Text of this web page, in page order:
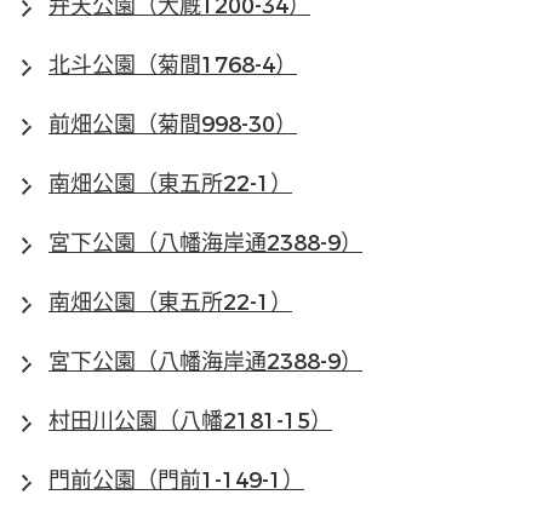
北斗公園（菊間1768-4）
前畑公園（菊間998-30）
南畑公園（東五所22-1）
宮下公園（八幡海岸通2388-9）
南畑公園（東五所22-1）
宮下公園（八幡海岸通2388-9）
村田川公園（八幡2181-15）
門前公園（門前1-149-1）